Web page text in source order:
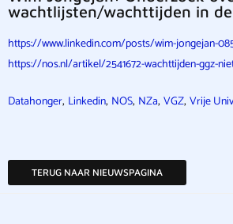
wachtlijsten/wachttijden in de
https://www.linkedin.com/posts/wim-jongejan-
https://nos.nl/artikel/2541672-wachttijden-ggz-
Datahonger, Linkedin, NOS, NZa, VGZ, Vrije
TERUG NAAR NIEUWSPAGINA